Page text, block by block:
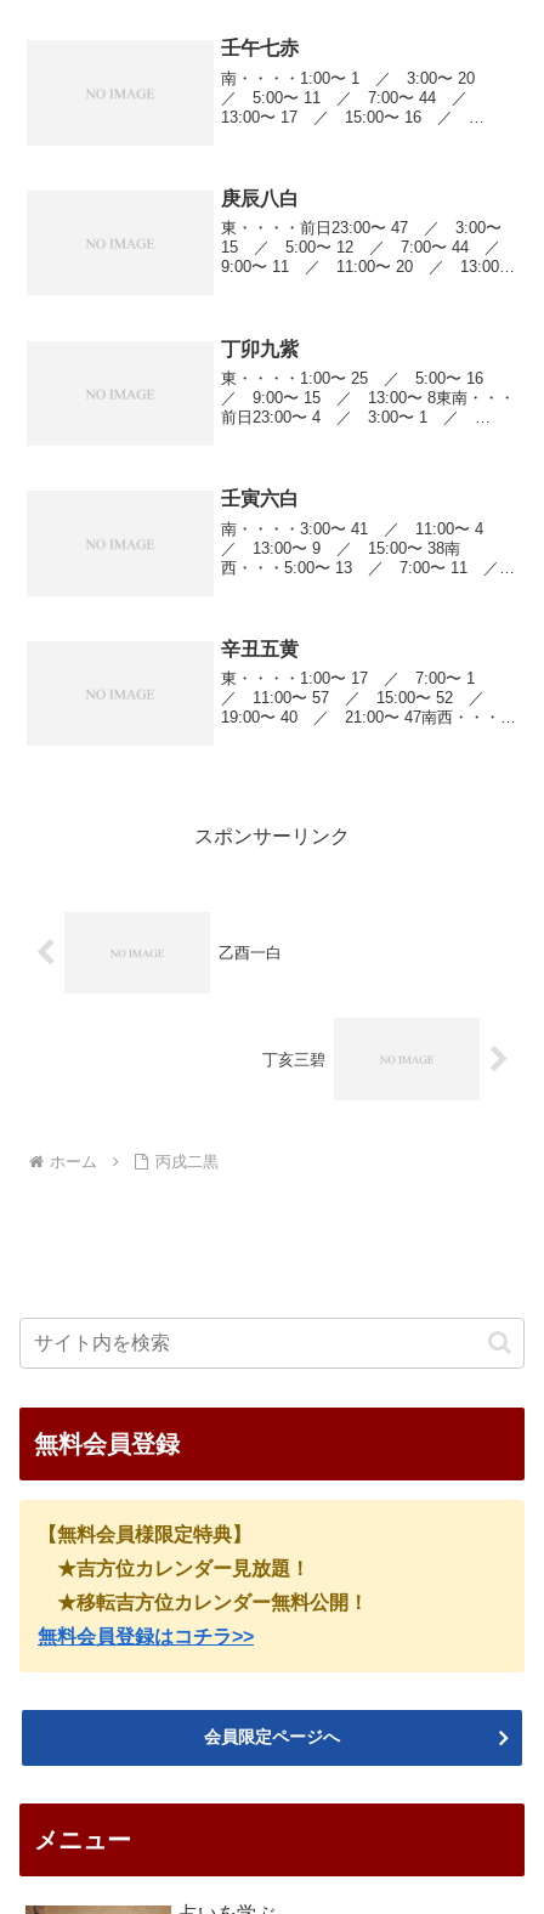
壬午七赤
南・・・・1:00〜 1 ／ 3:00〜 20
／ 5:00〜 11 ／ 7:00〜 44 ／
13:00〜 17 ／ 15:00〜 16 ／
庚辰八白
東・・・・前日23:00〜 47 ／ 3:00〜
15 ／ 5:00〜 12 ／ 7:00〜 44 ／
9:00〜 11 ／ 11:00〜 20 ／ 13:00〜
丁卯九紫
東・・・・1:00〜 25 ／ 5:00〜 16
／ 9:00〜 15 ／ 13:00〜 8東南・・・
前日23:00〜 4 ／ 3:00〜 1 ／
壬寅六白
南・・・・3:00〜 41 ／ 11:00〜 4
／ 13:00〜 9 ／ 15:00〜 38南
西・・・5:00〜 13 ／ 7:00〜 11 ／
辛丑五黄
東・・・・1:00〜 17 ／ 7:00〜 1
／ 11:00〜 57 ／ 15:00〜 52 ／
19:00〜 40 ／ 21:00〜 47南西・・・前
スポンサーリンク
乙酉一白
丁亥三碧
ホーム 丙戌二黒
無料会員登録
【無料会員様限定特典】
★吉方位カレンダー見放題！
★移転吉方位カレンダー無料公開！
無料会員登録はコチラ>>
会員限定ページへ
メニュー